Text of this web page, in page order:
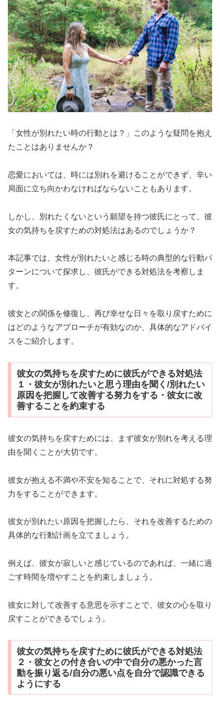
「女性が別れたい時の行動とは？」このような疑問を抱え
たことはありませんか？
恋愛においては、時には別れを避けることができず、辛い
局面に立ち向かわなければならないこともあります。
しかし、別れたくないという願望を持つ彼氏にとって、彼
女の気持ちを戻すための対処法はあるのでしょうか？
本記事では、女性が別れたいと感じる時の典型的な行動パ
ターンについて探求し、彼氏ができる対処法を考察しま
す。
彼女との関係を修復し、再び幸せな日々を取り戻すために
はどのようなアプローチが有効なのか、具体的なアドバイ
スをご紹介します。
彼女の気持ちを戻すために彼氏ができる対処法
１・彼女が別れたいと思う理由を聞く/別れたい
原因を把握して改善する努力をする・彼女に改
善することを約束する
彼女の気持ちを戻すためには、まず彼女が別れを考える理
由を聞くことが大切です。
彼女が抱える不満や不安を知ることで、それに対処する努
力をすることができます。
彼女が別れたい原因を把握したら、それを改善するための
具体的な行動計画を立てましょう。
例えば、彼女が寂しいと感じているのであれば、一緒に過
ごす時間を増やすことを約束しましょう。
彼女に対して改善する意思を示すことで、彼女の心を取り
戻すことができるでしょう。
彼女の気持ちを戻すために彼氏ができる対処法
２・彼女との付き合いの中で自分の悪かった言
動を振り返る/自分の悪い点を自分で認識できる
ようにする